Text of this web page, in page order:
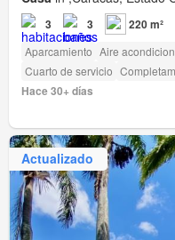
3 3 220 m²
Aparcamiento Aire
Cuarto de servicio
Hace 30+ días
Actualizado